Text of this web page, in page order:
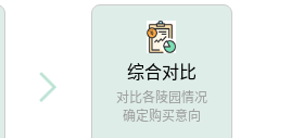
综合对比
对比各陵园情况
确定购买意向